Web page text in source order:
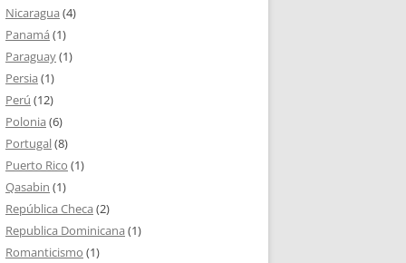
Nicaragua (4)
Panamá (1)
Paraguay(1)
Persia (1)
Perú (12)
Polonia (6)
Portugal(8)
Puerto Rico (1)
Qasabin (1)
República Checa (2)
Republica Dominicana (1)
Romanticismo (1)